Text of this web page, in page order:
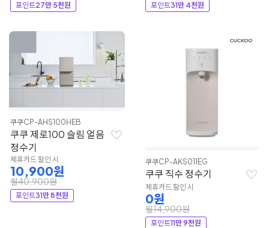
포인트27만 5천원 포인트31만 4천원
쿠쿠CP-AHS100HEB
쿠쿠 제로100 슬림 얼음
정수기
제휴카드 할인 시
10,900원
월40,900원
포인트31만 8천원
쿠쿠CP-AKS011EG
쿠쿠 직수 정수기
제휴카드 할인 시
0원
월14,900원
포인트11만 9천원